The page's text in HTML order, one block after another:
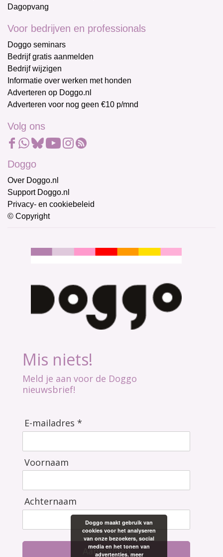
Dagopvang
Voor bedrijven en professionals
Doggo seminars
Bedrijf gratis aanmelden
Bedrijf wijzigen
Informatie over werken met honden
Adverteren op Doggo.nl
Adverteren voor nog geen €10 p/mnd
Volg ons
Doggo
Over Doggo.nl
Support Doggo.nl
Privacy- en cookiebeleid
© Copyright
Mis niets!
Meld je aan voor de Doggo
nieuwsbrief!
E-mailadres *
Voornaam
Achternaam
Aanmelden
Doggo maakt gebruik van
cookies voor het analyseren
van onze bezoekers, social
media en het tonen van
advertenties. meer